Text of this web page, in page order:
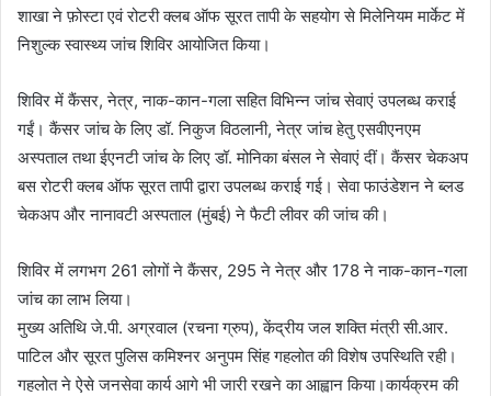
शाखा ने फ़ोस्टा एवं रोटरी क्लब ऑफ सूरत तापी के सहयोग से मिलेनियम मार्केट में
निशुल्क स्वास्थ्य जांच शिविर आयोजित किया।
शिविर में कैंसर, नेत्र, नाक-कान-गला सहित विभिन्न जांच सेवाएं उपलब्ध कराई
गईं। कैंसर जांच के लिए डॉ. निकुज विठलानी, नेत्र जांच हेतु एसवीएनएम
अस्पताल तथा ईएनटी जांच के लिए डॉ. मोनिका बंसल ने सेवाएं दीं। कैंसर चेकअप
बस रोटरी क्लब ऑफ सूरत तापी द्वारा उपलब्ध कराई गई। सेवा फाउंडेशन ने ब्लड
चेकअप और नानावटी अस्पताल (मुंबई) ने फैटी लीवर की जांच की।
शिविर में लगभग 261 लोगों ने कैंसर, 295 ने नेत्र और 178 ने नाक-कान-गला
जांच का लाभ लिया।
मुख्य अतिथि जे.पी. अग्रवाल (रचना ग्रुप), केंद्रीय जल शक्ति मंत्री सी.आर.
पाटिल और सूरत पुलिस कमिश्नर अनुपम सिंह गहलोत की विशेष उपस्थिति रही।
गहलोत ने ऐसे जनसेवा कार्य आगे भी जारी रखने का आह्वान किया।कार्यक्रम की